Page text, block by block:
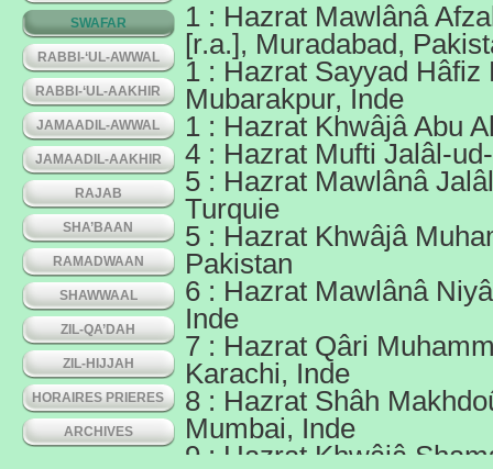
SWAFAR
RABBI-‘UL-AWWAL
RABBI-‘UL-AAKHIR
JAMAADIL-AWWAL
JAMAADIL-AAKHIR
RAJAB
SHA’BAAN
RAMADWAAN
SHAWWAAL
ZIL-QA’DAH
ZIL-HIJJAH
HORAIRES PRIERES
ARCHIVES
1 : Hazrat Mawlânâ
[r.a.], Muradabad,
1 : Hazrat Sayyad Hâfiz
Mubarakpur, Inde
1 : Hazrat Khwâjâ Abu
4 : Hazrat Mufti Jalâl-
5 : Hazrat Mawlânâ
Turquie
5 : Hazrat Khwâjâ
Pakistan
6 : Hazrat Mawlânâ
Inde
7 : Hazrat Qâri
Karachi, Inde
8 : Hazrat Shâh
Mumbai, Inde
9 : Hazrat Khwâjâ